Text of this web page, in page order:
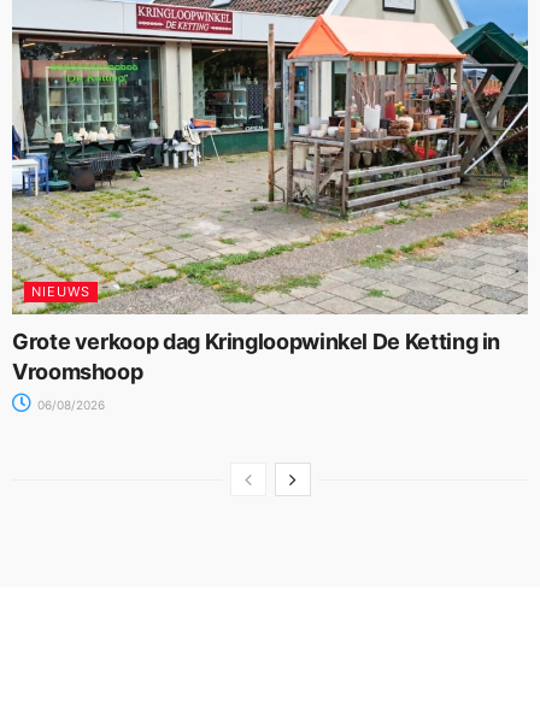
NIEUWS
Grote verkoop dag Kringloopwinkel De Ketting in
Vroomshoop
06/08/2026